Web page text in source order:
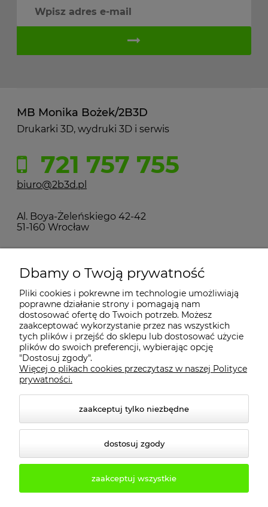
MB Monika Bożek/2B3D
Drukarki 3D, wydruki 3D i serwis
721 757 755
biuro@2b3d.pl
Al. Boya-Żeleńskiego 42-42
51-160 Wrocław
MOJE KONTO
PŁATNOŚCI I DOSTAWA
INFORMACJE
KONTAKT
© 2026 2b3d.pl. Wszelkie prawa zastrzeżone.
Dbamy o Twoją prywatność
Pliki cookies i pokrewne im technologie umożliwiają
poprawne działanie strony i pomagają nam
dostosować ofertę do Twoich potrzeb. Możesz
zaakceptować wykorzystanie przez nas wszystkich
tych plików i przejść do sklepu lub dostosować użycie
plików do swoich preferencji, wybierając opcję
"Dostosuj zgody".
Więcej o plikach cookies przeczytasz w naszej Polityce
prywatności.
zaakceptuj tylko niezbędne
dostosuj zgody
zaakceptuj wszystkie